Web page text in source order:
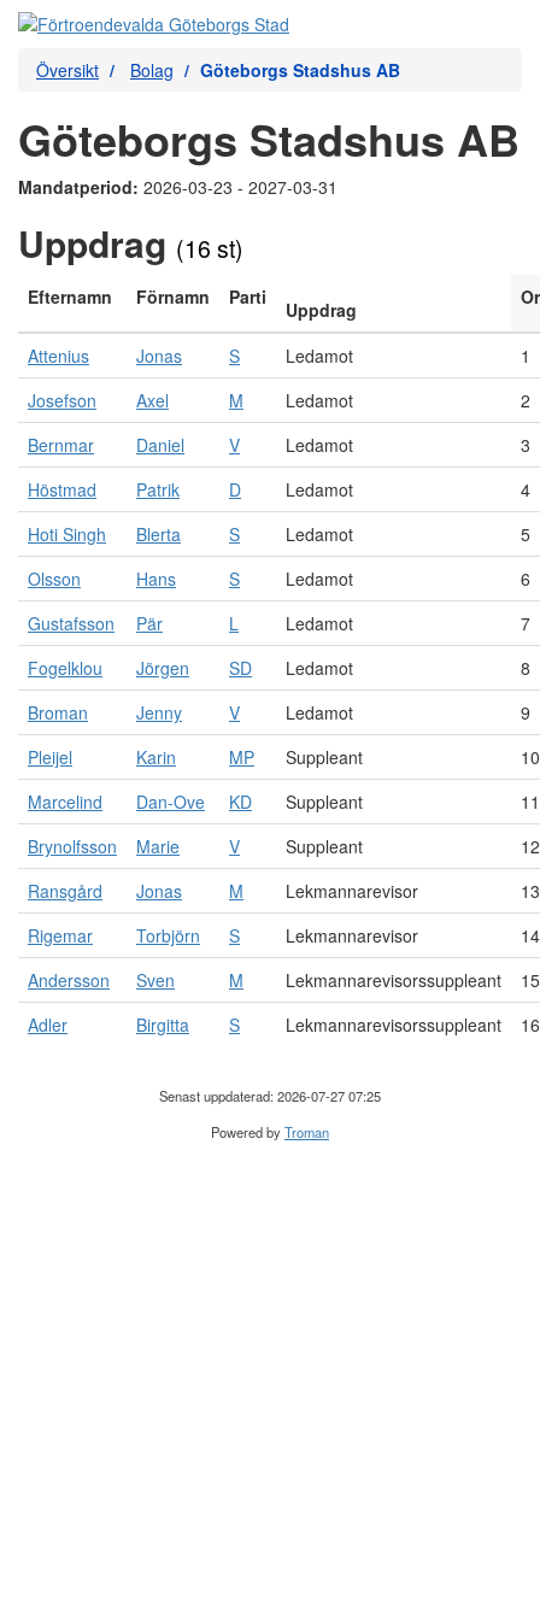
Översikt Bolag Göteborgs Stadshus AB
Göteborgs Stadshus AB
Mandatperiod: 2026-03-23 - 2027-03-31
Uppdrag (16 st)
Efternamn Förnamn Parti
Uppdrag
Attenius Jonas S Ledamot
1
Josefson
Axel M Ledamot
2
Bernmar
Daniel V Ledamot
3
Höstmad
Patrik D Ledamot
4
Hoti Singh
Blerta S Ledamot
5
Olsson
Hans S Ledamot
6
Gustafsson
Pär L Ledamot
7
Fogelklou
Jörgen SD Ledamot
8
Broman
Jenny V Ledamot
9
Pleijel
Karin MP Suppleant
10
Marcelind
Dan-Ove KD Suppleant
11
Brynolfsson
Marie V Suppleant
12
Ransgård
Jonas M Lekmannarevisor
13
Rigemar
Torbjörn S Lekmannarevisor
14
Andersson
Sven M Lekmannarevisorssuppleant
15
Adler
Birgitta S Lekmannarevisorssuppleant 16
Senast uppdaterad: 2026-07-27 07:25
Powered byTroman